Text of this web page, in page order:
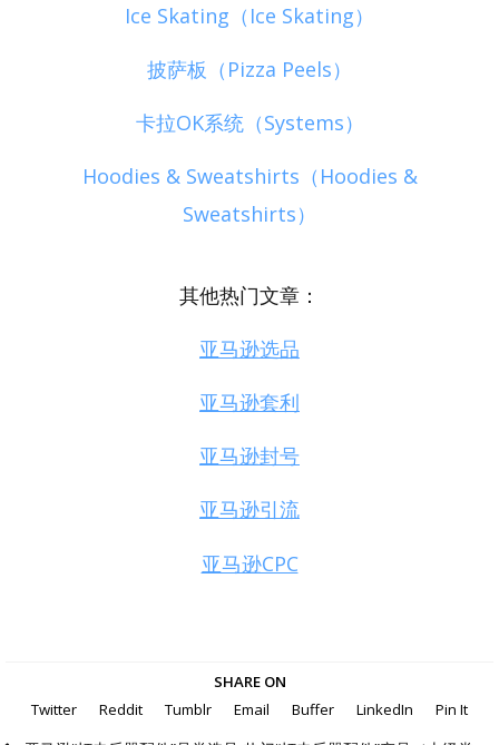
Ice Skating（Ice Skating）
披萨板（Pizza Peels）
卡拉OK系统（Systems）
Hoodies & Sweatshirts（Hoodies &
Sweatshirts）
其他热门文章：
亚马逊选品
亚马逊套利
亚马逊封号
亚马逊引流
亚马逊CPC
SHARE ON
Twitter
Reddit Tumblr Email Buffer LinkedIn Pin It